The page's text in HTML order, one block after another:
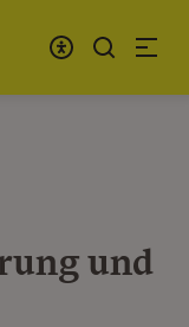
und